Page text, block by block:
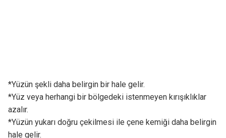
*Yüzün şekli daha belirgin bir hale gelir.
*Yüz veya herhangi bir bölgedeki istenmeyen kırışıklıklar
azalır.
*Yüzün yukarı doğru çekilmesi ile çene kemiği daha belirgin
hale gelir.